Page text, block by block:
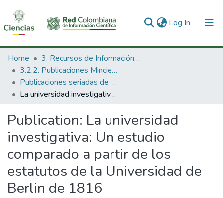
Log In (current)
Communities & Collections
All of DSpace
Statistics
Home
3. Recursos de Información Científica y Tecnológica
3.2.2. Publicaciones Minciencias
Publicaciones seriadas de Minciencias
La universidad investigativa: Un estudio comparado a partir de los estatutos de la Universidad de Berlin de 1816
Publication: La universidad
investigativa: Un estudio
comparado a partir de los
estatutos de la Universidad de
Berlin de 1816